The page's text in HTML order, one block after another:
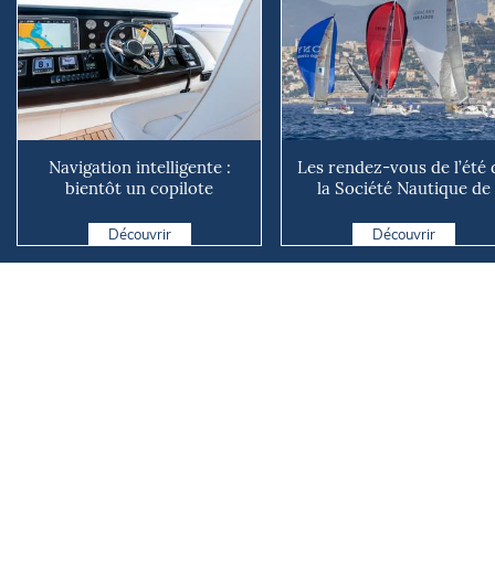
Navigation intelligente :
bientôt un copilote
Découvrir
Les rendez-vous de l’été
la Société Nautique de
Découvrir